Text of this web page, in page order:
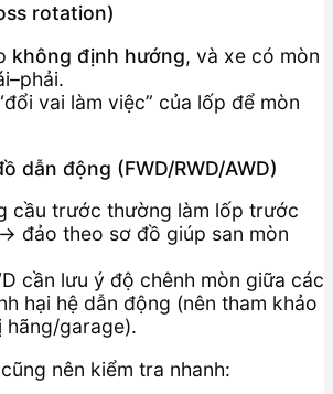
rotation)
không định hướng, và xe có mòn
vai làm việc” của lốp để mòn
dẫn động (FWD/RWD/AWD)
cầu trước thường làm lốp trước
đảo theo sơ đồ giúp san mòn
cần lưu ý độ chênh mòn giữa các
hại hệ dẫn động (nên tham khảo
hãng/garage).
nên kiểm tra nhanh: